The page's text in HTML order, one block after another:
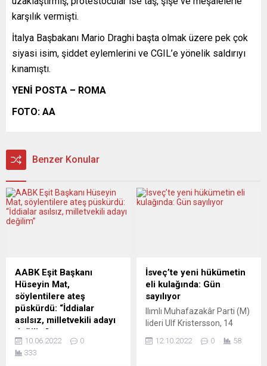
karşılık vermişti.
İtalya Başbakanı Mario Draghi başta olmak üzere pek çok
siyasi isim, şiddet eylemlerini ve CGIL’e yönelik saldırıyı
kınamıştı.
YENİ POSTA – ROMA
FOTO: AA
Benzer Konular
AABK Eşit Başkanı
Hüseyin Mat,
söylentilere ateş
püskürdü: “İddialar
asılsız, milletvekili adayı
değilim”
Avrupa Alevi Birlikleri
Konfederasyonu (AABK)
10.06.2022
0
333
İsveç’te yeni hükümetin
eli kulağında: Gün
sayılıyor
Ilımlı Muhafazakâr Parti (M)
lideri Ulf Kristersson, 14
Meclis Başkanı’na sunmayı
12.10.2022 0 58